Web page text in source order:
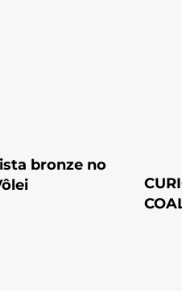
bronze no